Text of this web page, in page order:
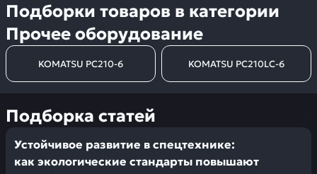
Подборки товаров в категории
Прочее оборудование
KOMATSU PC210-6 KOMATSU PC210LC-6
Подборка статей
Устойчивое развитие в спецтехнике:
как экологические стандарты повышают